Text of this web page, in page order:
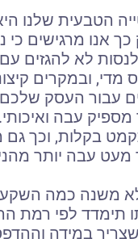
הטבעית שלנו
אנו מרגישים כי
לא להגזים
ובמקרים
עבור העסק
עבה
בקלות, וכך
עבה יותר
משנה כמה
תימדד לפי רמת
שצריך במידה